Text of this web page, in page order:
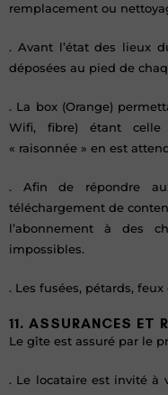
remplacement ou
. Avant l’état des lieux
déposées au pied de
. La box (Orange)
Wifi, fibre) étant celle
« raisonnée » en est
. Afin de répondre
téléchargement de
l’abonnement à des
impossibles.
. Les fusées, pétards,
11. ASSURANCES ET
Le gîte est assuré par le
. Le locataire est invité à